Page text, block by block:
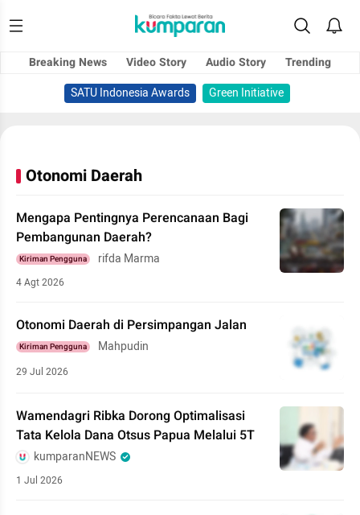
Breaking News Video Story Audio Story
Trending
SATU Indonesia Awards
Green Initiative
Otonomi Daerah
Mengapa Pentingnya Perencanaan Bagi
Pembangunan Daerah?
Kiriman Pengguna rifda Marma
4 Agt 2026
Otonomi Daerah di Persimpangan Jalan
Kiriman Pengguna Mahpudin
29 Jul 2026
Wamendagri Ribka Dorong Optimalisasi
Tata Kelola Dana Otsus Papua Melalui 5T
kumparanNEWS
1 Jul 2026